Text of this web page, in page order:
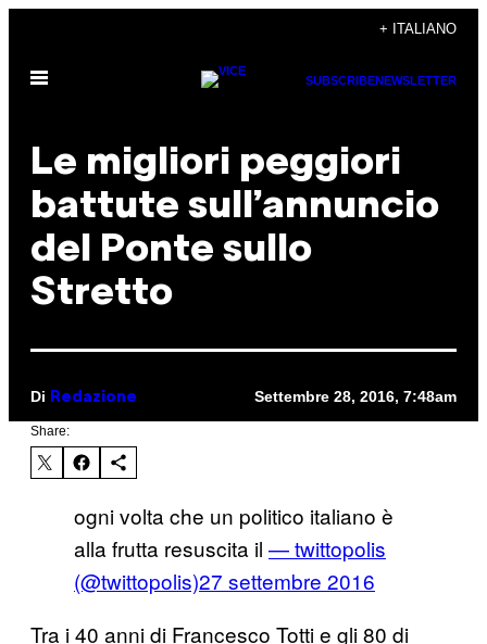
contenuto
+ ITALIANO
Apri
SUBSCRIBENEWSLETTER
Le migliori peggiori
battute sull’annuncio
del Ponte sullo
Stretto
Di Redazione Settembre 28, 2016, 7:48am
Share:
ogni volta che un politico italiano è
alla frutta resuscita il — twittopolis
(@twittopolis)27 settembre 2016
Tra i 40 anni di Francesco Totti e gli 80 di